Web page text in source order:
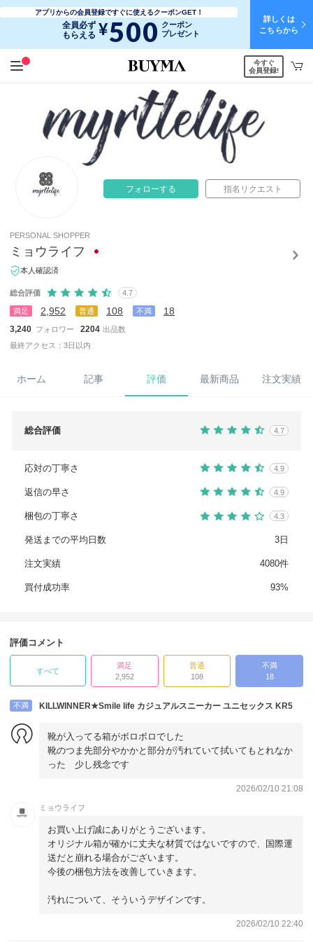
アプリからの会員登録ですぐに使えるクーポンGET！
全員必ず
もらえる ¥500 クーポン
プレゼント
詳しくは
こちらから
今すぐ
会員登録!
フォローする 指名リクエスト
PERSONAL SHOPPER
ミョウライフ
本人確認済
総合評価 4.7
満足 2,952 普通 108 不満 18
3,240 フォロワー 2204 出品数
最終アクセス：3日以内
ホーム 記事 評価 最新商品 注文実績
総合評価 4.7
応対の丁寧さ 4.9
返信の早さ 4.9
梱包の丁寧さ 4.3
発送までの平均日数 3日
注文実績 4080件
買付成功率 93%
評価コメント
すべて
満足
2,952
普通
108
不満
18
不満 KILLWINNER★Smile life カジュアルスニーカー ユニセックス KR5
靴が入ってる箱がボロボロでした
靴のつま先部分やかかと部分が汚れていて拭いてもとれなか
った 少し残念です
2026/02/10 21:08
ミョウライフ
お買い上げ誠にありがとうございます。
オリジナル箱が確かに丈夫な材質ではないですので、国際運
送だと崩れる場合がございます。
今後の梱包方法を改善していきます。
汚れについて、そういうデザインです。
2026/02/10 22:40